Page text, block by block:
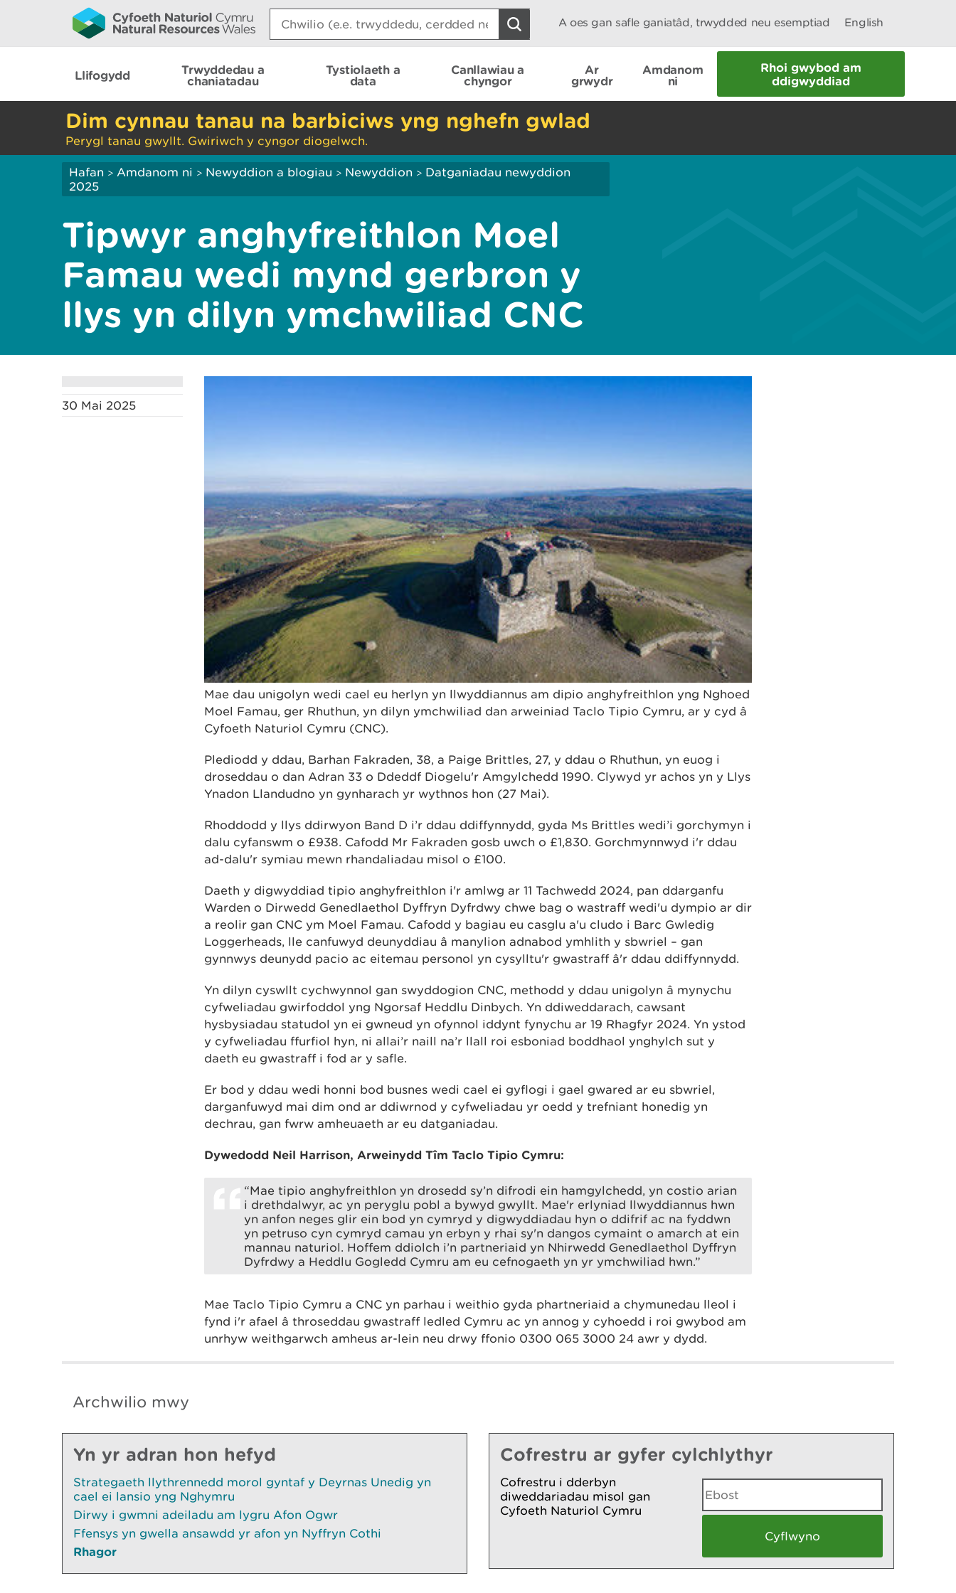
Search:
A oes gan safle ganiatâd, trwydded neu esemptiad English
Llifogydd
Trwyddedau a
chaniatadau
Tystiolaeth a
data
Canllawiau a
chyngor
Ar
grwydr
Amdanom
ni
Rhoi gwybod am
ddigwyddiad
Dim cynnau tanau na barbiciws yng nghefn gwlad
Perygl tanau gwyllt. Gwiriwch y cyngor diogelwch.
Hafan > Amdanom ni > Newyddion a blogiau > Newyddion > Datganiadau newyddion
2025
Tipwyr anghyfreithlon Moel
Famau wedi mynd gerbron y
llys yn dilyn ymchwiliad CNC
30 Mai 2025
Mae dau unigolyn wedi cael eu herlyn yn llwyddiannus am dipio anghyfreithlon yng Nghoed
Moel Famau, ger Rhuthun, yn dilyn ymchwiliad dan arweiniad Taclo Tipio Cymru, ar y cyd â
Cyfoeth Naturiol Cymru (CNC).
Plediodd y ddau, Barhan Fakraden, 38, a Paige Brittles, 27, y ddau o Rhuthun, yn euog i
droseddau o dan Adran 33 o Ddeddf Diogelu'r Amgylchedd 1990. Clywyd yr achos yn y Llys
Ynadon Llandudno yn gynharach yr wythnos hon (27 Mai).
Rhoddodd y llys ddirwyon Band D i’r ddau ddiffynnydd, gyda Ms Brittles wedi’i gorchymyn i
dalu cyfanswm o £938. Cafodd Mr Fakraden gosb uwch o £1,830. Gorchmynnwyd i'r ddau
ad-dalu'r symiau mewn rhandaliadau misol o £100.
Daeth y digwyddiad tipio anghyfreithlon i'r amlwg ar 11 Tachwedd 2024, pan ddarganfu
Warden o Dirwedd Genedlaethol Dyffryn Dyfrdwy chwe bag o wastraff wedi'u dympio ar dir
a reolir gan CNC ym Moel Famau. Cafodd y bagiau eu casglu a'u cludo i Barc Gwledig
Loggerheads, lle canfuwyd deunyddiau â manylion adnabod ymhlith y sbwriel – gan
gynnwys deunydd pacio ac eitemau personol yn cysylltu'r gwastraff â'r ddau ddiffynnydd.
Yn dilyn cyswllt cychwynnol gan swyddogion CNC, methodd y ddau unigolyn â mynychu
cyfweliadau gwirfoddol yng Ngorsaf Heddlu Dinbych. Yn ddiweddarach, cawsant
hysbysiadau statudol yn ei gwneud yn ofynnol iddynt fynychu ar 19 Rhagfyr 2024. Yn ystod
y cyfweliadau ffurfiol hyn, ni allai’r naill na’r llall roi esboniad boddhaol ynghylch sut y
daeth eu gwastraff i fod ar y safle.
Er bod y ddau wedi honni bod busnes wedi cael ei gyflogi i gael gwared ar eu sbwriel,
darganfuwyd mai dim ond ar ddiwrnod y cyfweliadau yr oedd y trefniant honedig yn
dechrau, gan fwrw amheuaeth ar eu datganiadau.
Dywedodd Neil Harrison, Arweinydd Tîm Taclo Tipio Cymru:
“Mae tipio anghyfreithlon yn drosedd sy’n difrodi ein hamgylchedd, yn costio arian
i drethdalwyr, ac yn peryglu pobl a bywyd gwyllt. Mae'r erlyniad llwyddiannus hwn
yn anfon neges glir ein bod yn cymryd y digwyddiadau hyn o ddifrif ac na fyddwn
yn petruso cyn cymryd camau yn erbyn y rhai sy'n dangos cymaint o amarch at ein
mannau naturiol. Hoffem ddiolch i’n partneriaid yn Nhirwedd Genedlaethol Dyffryn
Dyfrdwy a Heddlu Gogledd Cymru am eu cefnogaeth yn yr ymchwiliad hwn.”
Mae Taclo Tipio Cymru a CNC yn parhau i weithio gyda phartneriaid a chymunedau lleol i
fynd i'r afael â throseddau gwastraff ledled Cymru ac yn annog y cyhoedd i roi gwybod am
unrhyw weithgarwch amheus ar-lein neu drwy ffonio 0300 065 3000 24 awr y dydd.
Archwilio mwy
Yn yr adran hon hefyd
Strategaeth llythrennedd morol gyntaf y Deyrnas Unedig yn
cael ei lansio yng Nghymru
Dirwy i gwmni adeiladu am lygru Afon Ogwr
Ffensys yn gwella ansawdd yr afon yn Nyffryn Cothi
Rhagor
Cofrestru ar gyfer cylchlythyr
Cofrestru i dderbyn
diweddariadau misol gan
Cyfoeth Naturiol Cymru